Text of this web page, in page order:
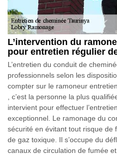
L’intervention du
pour entretien régulier
L’entretien du conduit de
professionnels selon les
compter sur le ramoneur
, c’est la personne la plus
intervient pour effectuer
exceptionnel. Le ramonage du
sécurité en évitant tout risque de
de gaz toxique. Il s’occupe du
canaux de circulation de fumée